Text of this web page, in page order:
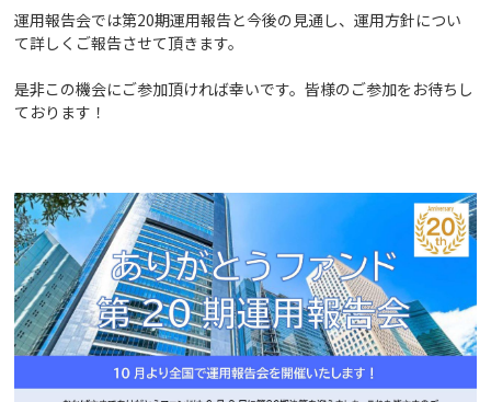
運用報告会では第20期運用報告と今後の見通し、運用方針につい
て詳しくご報告させて頂きます。
是非この機会にご参加頂ければ幸いです。皆様のご参加をお待ちし
ております！